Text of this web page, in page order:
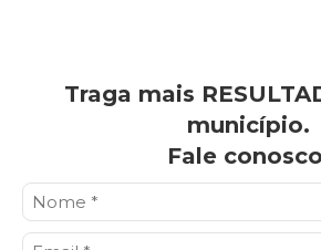
Traga mais
município.
Fale